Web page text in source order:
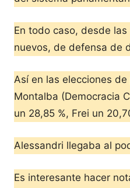
En todo caso, desde
nuevos, de defensa de
Así en las elecciones
Montalba (Democracia
un 28,85 %, Frei un
Alessandri llegaba al
Es interesante hacer